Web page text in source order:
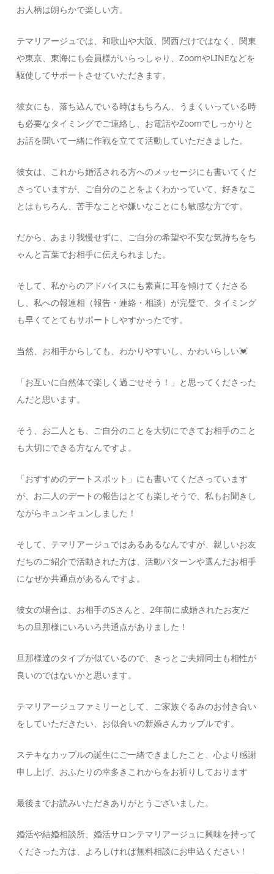
お人柄は朗らかで楽しい方。
テマリアージュでは、和歌山や大阪、関西だけではなく、関東
や東京、東海にも会員様がいらっしゃり、ZoomやLINEなどを
駆使してサポートさせていただきます。
彼女にも、落ち込んでいる時はもちろん、うまくいっている時
も必要なタイミングでご連絡し、お電話やZoomでしっかりと
お話を聞いて一緒に作戦を立てて活動していただきました。
彼女は、これから婚活される方へのメッセージにも書いてくだ
さっていますが、ご自分のことをよくわかっていて、好きなこ
とはもちろん、苦手なことや嫌いなことにも敏感な方です。
だから、あまり我慢せずに、ご自分の希望や不安な気持ちをち
ゃんと言葉でお相手に伝えられました。
そして、私からのアドバイスにも素直に耳を傾けてくださる
し、私への報連相（報告・連絡・相談）が完璧で、タイミング
も早くてとてもサポートしやすかったです。
当然、お相手からしても、わかりやすいし、かわいらしい💓
「お互いに自然体で楽しく過ごせそう！」と思ってくださった
んだと思います。
そう、お二人とも、ご自分のことを大切にできてお相手のこと
も大切にできる方なんですよ。
「おすすめのデートスポット」にも書いてくださっています
が、お二人のデートの報告はとても楽しそうで、私もお聞きし
ながらキュンキュンしました！
そして、テマリアージュではあるあるなんですが、親しいお友
だちのご紹介で活動された方は、活動パターンや選んだお相手
になぜか共通点があるんですよ。
彼女の場合は、お相手のSさんと、2年前に成婚されたお友だ
ちの旦那様にいろいろ共通点がありました！
旦那様達のタイプが似ているので、きっとご夫婦同士も相性が
良いのではないかと思います。
テマリアージュファミリーとして、ご家族ぐるみのお付き合い
をしていただきたい、お似合いの新婚さんカップルです。
ステキなカップルの誕生にご一緒できましたこと、心より感謝
申し上げ、おふたりの幸多きこれからをお祈りしております
最後までお読みいただきありがとうございました。
婚活や結婚相談所、婚活サロンテマリアージュに興味を持って
くださった方は、よろしければ無料相談にお申込ください！